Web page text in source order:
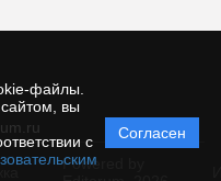
файлы.
вы
с
Согласен
Powered by